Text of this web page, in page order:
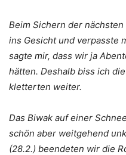
Beim Sichern der
ins Gesicht und verpasste
sagte mir, dass wir ja
hätten. Deshalb biss ich
kletterten weiter.
Das Biwak auf einer
schön aber weitgehend
(28.2.) beendeten wir die